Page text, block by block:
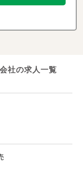
社の求人一覧